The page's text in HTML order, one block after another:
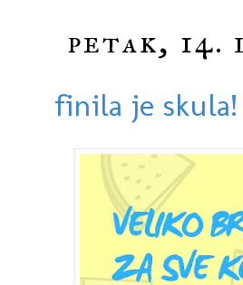
petak, 14.
finila je skula!